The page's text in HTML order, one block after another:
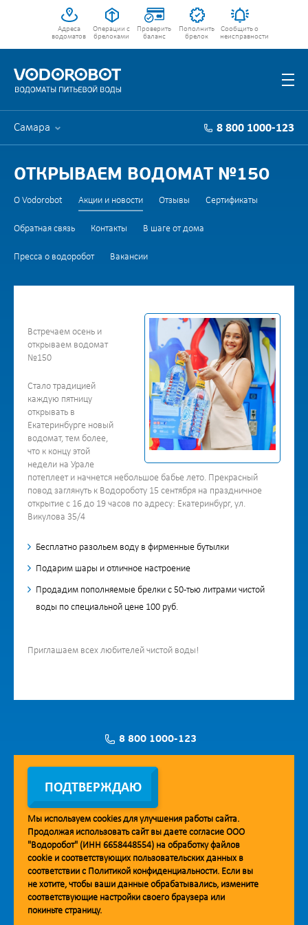
Адреса
водоматов
Операции с
брелоками
Проверить
баланс
Пополнить
брелок
Сообщить о
неисправности
Самара 8 800 1000-123
ОТКРЫВАЕМ ВОДОМАТ №150
О Vodorobot Акции и новости Отзывы Сертификаты
Обратная связь Контакты В шаге от дома
Пресса о водоробот Вакансии
Встречаем осень и
открываем водомат
№150
Стало традицией
каждую пятницу
открывать в
Екатеринбурге новый
водомат, тем более,
что к концу этой
недели на Урале
потеплеет и начнется небольшое бабье лето. Прекрасный
повод заглянуть к Водороботу 15 сентября на праздничное
открытие с 16 до 19 часов по адресу: Екатеринбург, ул.
Викулова 35/4
Бесплатно разольем воду в фирменные бутылки
Подарим шары и отличное настроение
Продадим пополняемые брелки с 50-тью литрами чистой
воды по специальной цене 100 руб.
Приглашаем всех любителей чистой воды!
8 800 1000-123
Заявка на установку
Мобильное приложение Vodorobot
ПОДТВЕРЖДАЮ
Мы используем cookiesдля улучшения работы сайта.
Продолжая использовать сайт вы даете согласие ООО
"Водоробот" (ИНН 6658448554) на обработку файлов
cookie и соответствующих пользовательских данных в
соответствии с Политикой конфиденциальности. Если вы
не хотите, чтобы ваши данные обрабатывались, измените
соответствующие настройки своего браузера или
покиньте страницу.